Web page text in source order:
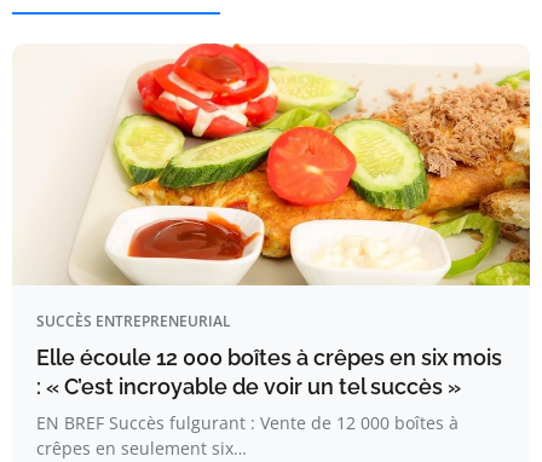
SUCCÈS ENTREPRENEURIAL
Elle écoule 12 000 boîtes à crêpes en six mois
: « C’est incroyable de voir un tel succès »
EN BREF Succès fulgurant : Vente de 12 000 boîtes à
crêpes en seulement six…